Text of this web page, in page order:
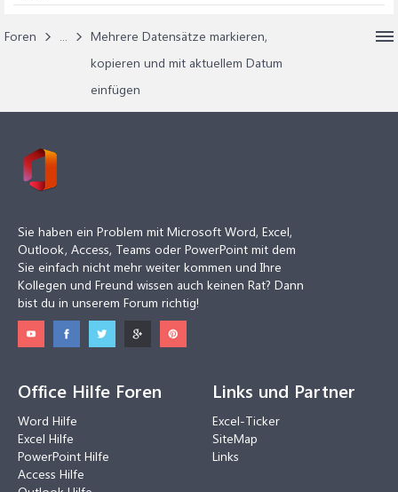
Foren ...
Mehrere Datensätze markieren,
kopieren und mit aktuellem Datum
einfügen
Sie haben ein Problem mit Microsoft Word, Excel,
Outlook, Access, Teams oder PowerPoint mit dem
Sie einfach nicht mehr weiter kommen und Ihre
Kollegen und Freund wissen auch keinen Rat? Dann
bist du in unserem Forum richtig!
Office Hilfe Foren
Word Hilfe
Excel Hilfe
PowerPoint Hilfe
Access Hilfe
Links und Partner
Excel-Ticker
SiteMap
Links